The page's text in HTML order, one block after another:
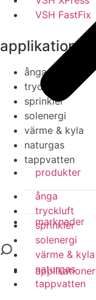
produkter
marknader
applikationer
VSH FastFix
applikationer
ånga
tryckluft
sprinkler
solenergi
värme & kyla
naturgas
tappvatten
ånga
tryckluft
sprinkler
solenergi
värme & kyla
naturgas
tappvatten